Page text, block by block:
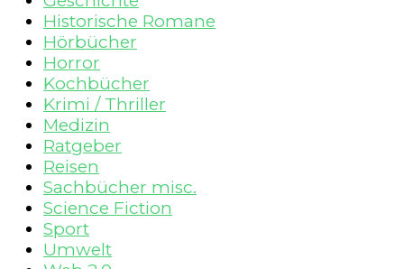
Historische Romane
Hörbücher
Horror
Kochbücher
Krimi / Thriller
Medizin
Ratgeber
Reisen
Sachbücher misc.
Science Fiction
Sport
Umwelt